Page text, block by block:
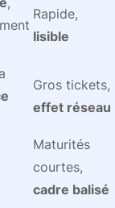
Rapide,
lisible
Gros tickets,
effet réseau
Maturités
courtes,
cadre balisé